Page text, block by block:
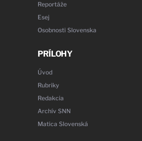
Reportáže
Esej
Osobnosti Slovenska
PRÍLOHY
Úvod
Rubriky
Redakcia
Archív SNN
Matica Slovenská